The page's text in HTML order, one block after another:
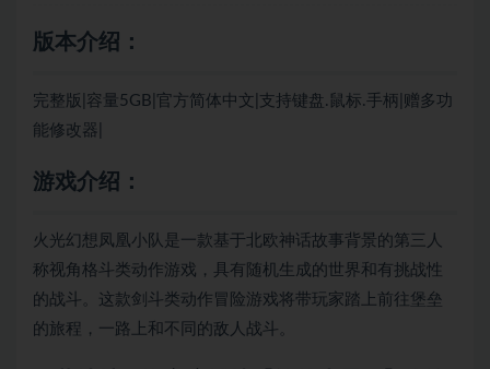
版本介绍：
完整版|容量5GB|官方简体中文|支持键盘.鼠标.手柄|赠多功
能修改器|
游戏介绍：
火光幻想凤凰小队是一款基于北欧神话故事背景的第三人
称视角格斗类动作游戏，具有随机生成的世界和有挑战性
的战斗。这款剑斗类动作 冒险游戏将带玩家踏上前往堡垒
的旅程，一路上和不同的敌人战斗。